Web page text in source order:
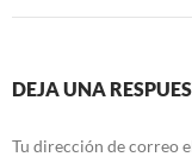
DEJA UNA
Tu dirección de correo